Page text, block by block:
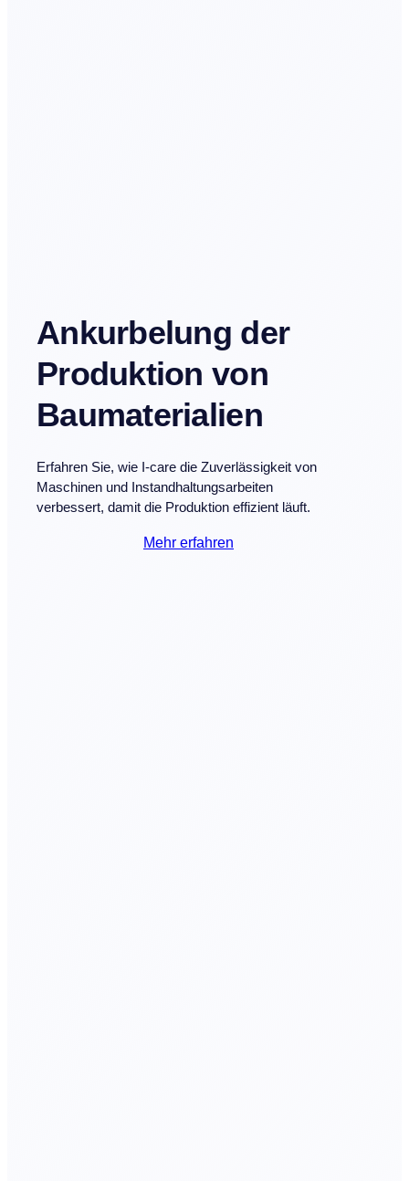
Ankurbelung der
Produktion von
Baumaterialien
Erfahren Sie, wie I-care die Zuverlässigkeit von
Maschinen und Instandhaltungsarbeiten
verbessert, damit die Produktion effizient läuft.
Mehr erfahren